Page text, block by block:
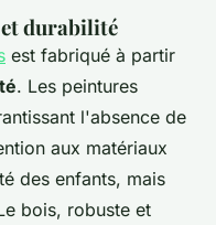
durabilité
est fabriqué à partir
. Les peintures
l'absence de
aux matériaux
des enfants, mais
bois, robuste et